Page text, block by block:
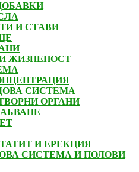
И СТАВИ
ЖИЗНЕНОСТ
СИСТЕМА
ОРГАНИ
И ЕРЕКЦИЯ
СИСТЕМА И ПОЛОВИ